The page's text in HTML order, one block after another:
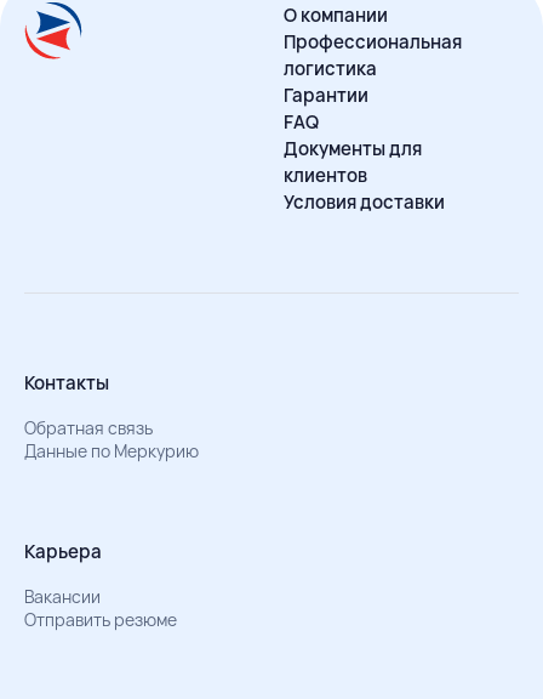
О компании
Профессиональная
логистика
Гарантии
FAQ
Документы для
клиентов
Условия доставки
Контакты
Обратная связь
Данные по Меркурию
Карьера
Вакансии
Отправить резюме